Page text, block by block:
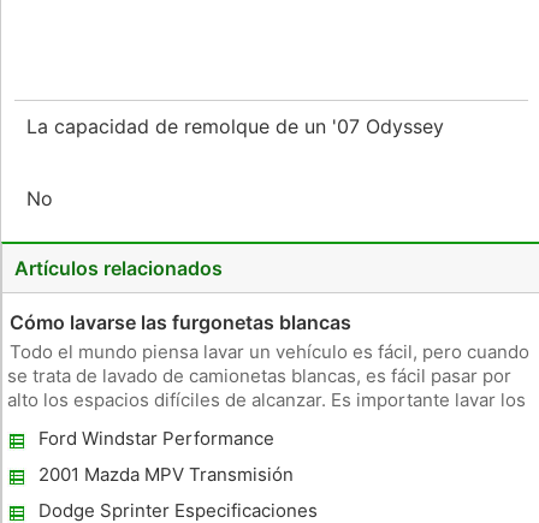
La capacidad de remolque de un '07 Odyssey
No
Artículos relacionados
Cómo lavarse las furgonetas blancas
Todo el mundo piensa lavar un vehículo es fácil, pero cuando
se trata de lavado de camionetas blancas, es fácil pasar por
alto los espacios difíciles de alcanzar. Es importante lavar los
materiales porque dejar que ellos se sientan en su pintura d
Ford Windstar Performance
2001 Mazda MPV Transmisión
Especificaciones
Dodge Sprinter Especificaciones